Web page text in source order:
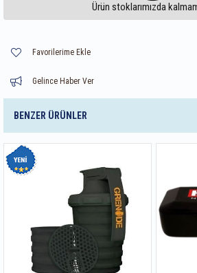
Ürün stoklarımızda
Favorilerime Ekle
Gelince Haber Ver
BENZER ÜRÜNLER